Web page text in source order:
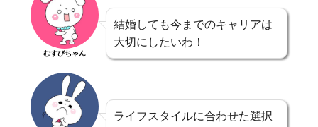
むすびちゃん
結婚しても今までのキャリアは
大切にしたいわ！
ライフスタイルに合わせた選択